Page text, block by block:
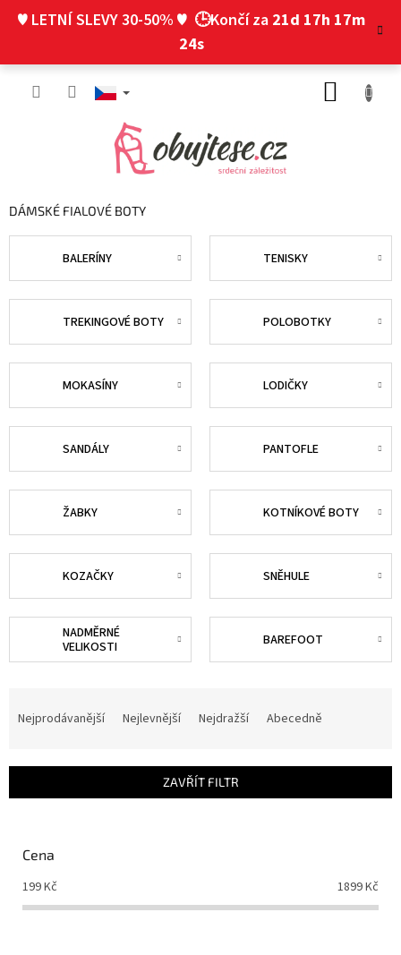
♥ LETNÍ SLEVY 30-50% ♥ 🕒Končí za 21d 17h 17m
23s
DÁMSKÉ FIALOVÉ BOTY
BALERÍNY TENISKY
TREKINGOVÉ BOTY POLOBOTKY
MOKASÍNY LODIČKY
SANDÁLY PANTOFLE
ŽABKY KOTNÍKOVÉ BOTY
KOZAČKY SNĚHULE
NADMĚRNÉ
VELIKOSTI
BAREFOOT
í
Nejprodávanější Nejlevnější Nejdražší Abecedně
ZAVŘÍT FILTR
Cena
199Kč 1899Kč